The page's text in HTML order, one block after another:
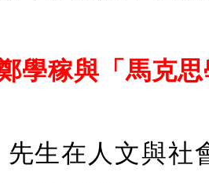
學稼與「馬克
先生在人文與社